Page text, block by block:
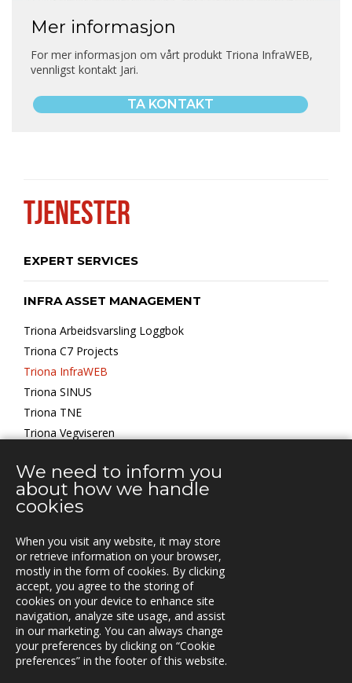
Mer informasjon
For mer informasjon om vårt produkt Triona InfraWEB,
vennligst kontakt Jari.
TA KONTAKT
TJENESTER
EXPERT SERVICES
INFRA ASSET MANAGEMENT
Triona Arbeidsvarsling Loggbok
Triona C7 Projects
Triona InfraWEB
Triona SINUS
Triona TNE
Triona Vegviseren
TRANSPORT MANAGEMENT
KONTAKT
Vestre Rosten 81,
7075 TILLER, Norway
Tfn. +47-72 90 00 30
post@triona.no
We need to inform you
about how we handle
cookies
When you visit any website, it may store
or retrieve information on your browser,
mostly in the form of cookies. By clicking
accept, you agree to the storing of
cookies on your device to enhance site
navigation, analyze site usage, and assist
in our marketing. You can always change
your preferences by clicking on “Cookie
preferences” in the footer of this website.